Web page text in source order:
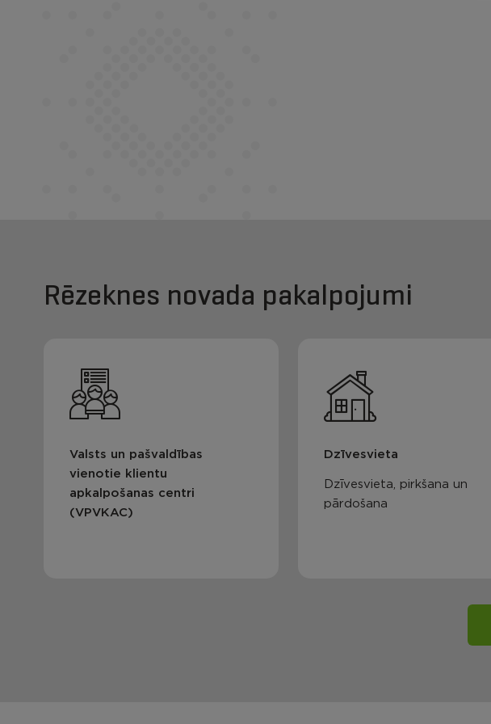
Rēzeknes novada pakalpojumi
Valsts un pašvaldības
vienotie klientu
apkalpošanas centri
(VPVKAC)
Dzīvesvieta
Dzīvesvieta, pirkšana un
pārdošana